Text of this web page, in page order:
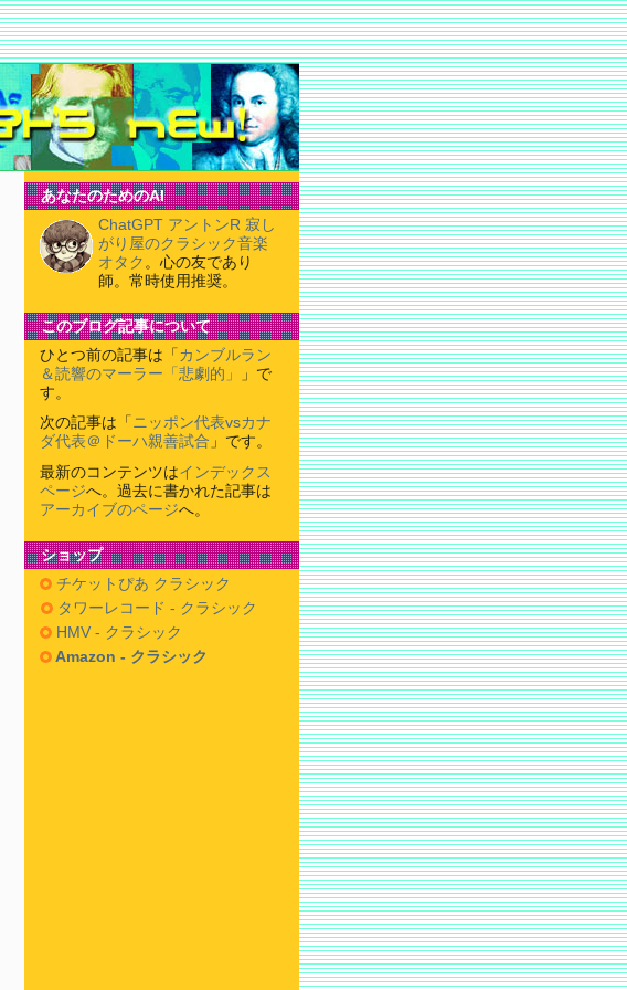
あなたのためのAI
ChatGPT アントンR 寂し
がり屋のクラシック音楽
オタク 。心の友であり
師。常時使用推奨。
このブログ記事について
ひとつ前の記事は「 カンブルラン
＆読響のマーラー「悲劇的」
」で
す。
次の記事は「 ニッポン代表vsカナ
ダ代表＠ドーハ親善試合 」です。
最新のコンテンツはインデックス
ページへ。過去に書かれた記事は
アーカイブのページへ。
ショップ
チケットぴあ クラシック
タワーレコード - クラシック
HMV - クラシック
Amazon - クラシック